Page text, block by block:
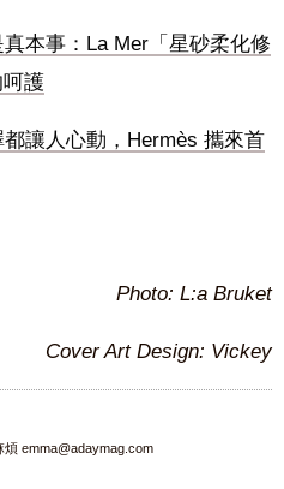
本事：La Mer「星砂柔化修
護
讓人心動，Hermès 攜來首
Photo: L:a Bruket
Cover Art Design: Vickey
煩 emma@adaymag.com